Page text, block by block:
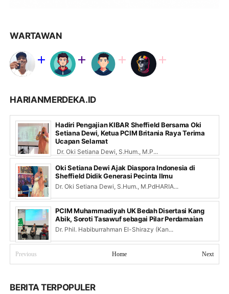
WARTAWAN
HARIANMERDEKA.ID
Hadiri Pengajian KIBAR Sheffield Bersama Oki
Setiana Dewi, Ketua PCIM Britania Raya Terima
Ucapan Selamat
Dr. Oki Setiana Dewi, S.Hum., M.P...
Oki Setiana Dewi Ajak Diaspora Indonesia di
Sheffield Didik Generasi Pecinta Ilmu
Dr. Oki Setiana Dewi, S.Hum., M.PdHARIA...
PCIM Muhammadiyah UK Bedah Disertasi Kang
Abik, Soroti Tasawuf sebagai Pilar Perdamaian
Dr. Phil. Habiburrahman El-Shirazy (Kan...
Previous Next
Home
BERITA TERPOPULER